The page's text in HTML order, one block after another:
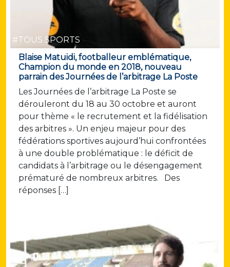
#TOUS SPORTS
Blaise Matuidi, footballeur emblématique,
Champion du monde en 2018, nouveau
parrain des Journées de l’arbitrage La Poste
Les Journées de l’arbitrage La Poste se
dérouleront du 18 au 30 octobre et auront
pour thème « le recrutement et la fidélisation
des arbitres ». Un enjeu majeur pour des
fédérations sportives aujourd’hui confrontées
à une double problématique : le déficit de
candidats à l’arbitrage ou le désengagement
prématuré de nombreux arbitres. Des
réponses […]